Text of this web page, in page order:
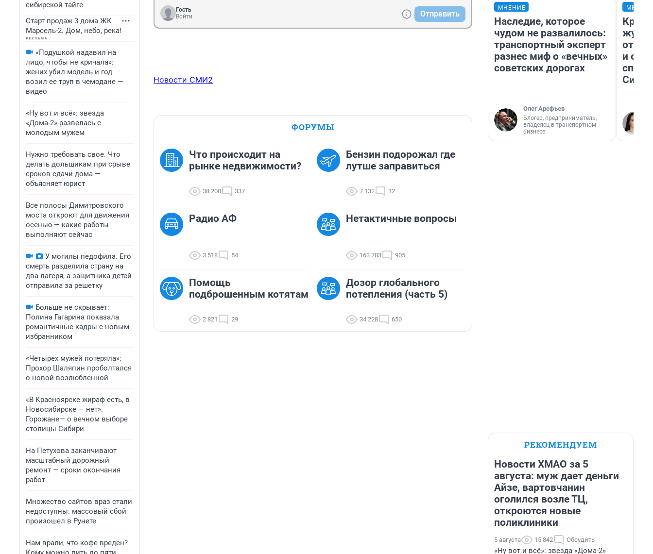
сибирской тайге
Старт продаж 3 дома ЖК
Марсель-2. Дом, небо, река!
«Подушкой надавил на
лицо, чтобы не кричала»:
жених убил модель и год
возил ее труп в чемодане —
видео
«Ну вот и всё»: звезда
«Дома-2» развелась с
молодым мужем
Нужно требовать свое. Что
делать дольщикам при срыве
сроков сдачи дома —
объясняет юрист
Все полосы Димитровского
моста откроют для движения
осенью — какие работы
выполняют сейчас
У могилы педофила. Его
смерть разделила страну на
два лагеря, а защитника детей
отправила за решетку
Больше не скрывает:
Полина Гагарина показала
романтичные кадры с новым
избранником
«Четырех мужей потеряла»:
Прохор Шаляпин проболтался
о новой возлюбленной
«В Красноярске жираф есть, в
Новосибирске — нет».
Горожане— о вечном выборе
столицы Сибири
На Петухова заканчивают
масштабный дорожный
ремонт — сроки окончания
работ
Множество сайтов враз стали
недоступны: массовый сбой
произошел в Рунете
Нам врали, что кофе вреден?
Гость
Войти
Отправить
Новости СМИ2
ФОРУМЫ
Что происходит на
рынке недвижимости?
38 200 337
Бензин подорожал где
лутше заправиться
7 132 12
Радио АФ
3 518 54
Нетактичные вопросы
163 703 905
Помощь
подброшенным котятам
2 821 29
Дозор глобального
потепления (часть 5)
34 228 650
МНЕНИЕ
Наследие, которое
чудом не развалилось:
транспортный эксперт
разнес миф о «вечных»
советских дорогах
Олег Арефьев
Блогер, предприниматель,
владелец в транспортном
бизнесе
и
РЕКОМЕНДУЕМ
Новости ХМАО за 5
августа: муж дает деньги
Айзе, вартовчанин
оголился возле ТЦ,
откроются новые
поликлиники
5 августа 15 842 Обсудить
«Ну вот и всё»: звезда «Дома-2»